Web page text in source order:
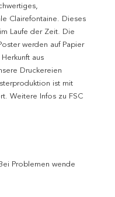
Clairefontaine. Dieses
Laufe der Zeit. Die
werden auf Papier
aus
Druckereien
ist mit
Weitere Infos zu FSC
Problemen wende